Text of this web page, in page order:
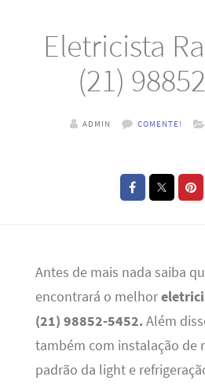
Eletricista
(21)
ADMIN COMENTE!
Antes de mais nada saiba
encontrará o melhor
(21) 98852-5452.Além
também com instalação de
padrão da light e